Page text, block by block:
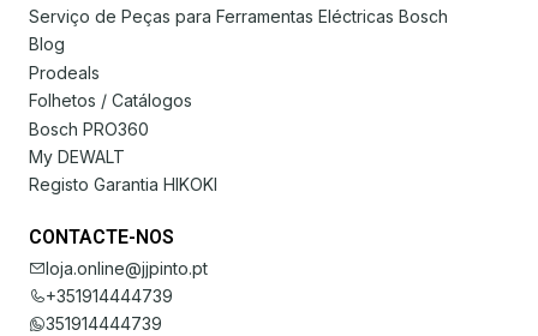
Serviço de Peças para Ferramentas Eléctricas Bosch
Blog
Prodeals
Folhetos / Catálogos
Bosch PRO360
My DEWALT
Registo Garantia HIKOKI
CONTACTE-NOS
loja.online@jjpinto.pt
+351914444739
351914444739